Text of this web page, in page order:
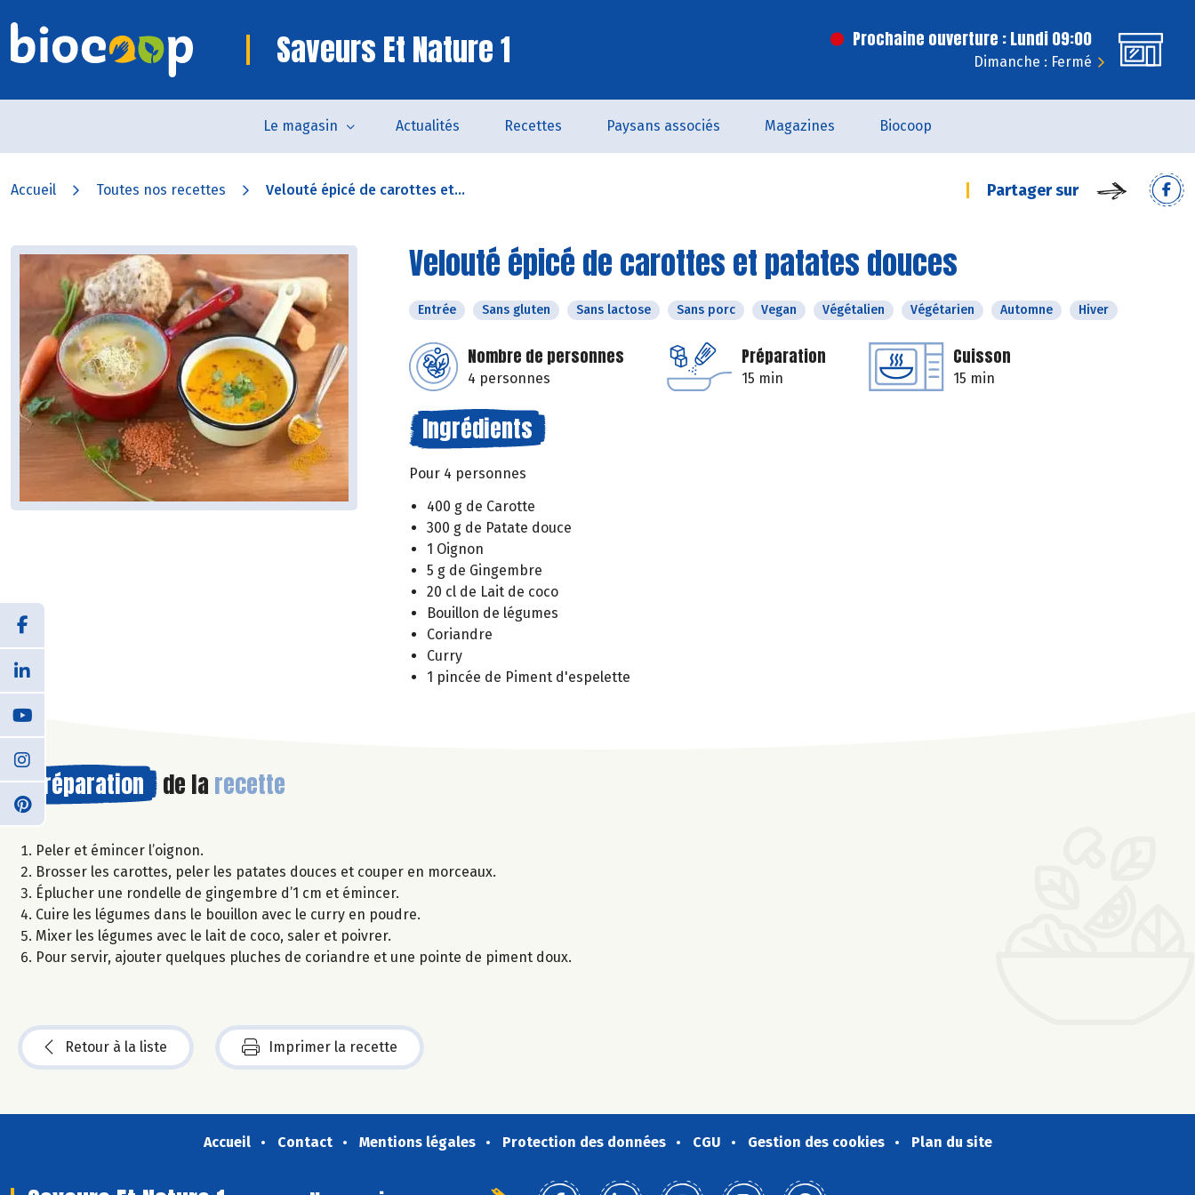
Saveurs Et Nature 1 Prochaine ouverture : Lundi 09:00
Dimanche : Fermé
Le magasin Actualités Recettes Paysans associés Magazines Biocoop
Accueil Toutes nos recettes Velouté épicé de carottes et... Partager sur
Velouté épicé de carottes et patates douces
Entrée Sans gluten Sans lactose Sans porc Vegan Végétalien Végétarien Automne Hiver
Nombre de personnes
4 personnes
Préparation
15 min
Cuisson
15 min
Ingrédients
Pour 4 personnes
400 g de Carotte
300 g de Patate douce
1 Oignon
5 g de Gingembre
20 cl de Lait de coco
Bouillon de légumes
Coriandre
Curry
1 pincée de Piment d'espelette
Préparation de la recette
Peler et émincer l’oignon.
Brosser les carottes, peler les patates douces et couper en morceaux.
Éplucher une rondelle de gingembre d’1 cm et émincer.
Cuire les légumes dans le bouillon avec le curry en poudre.
Mixer les légumes avec le lait de coco, saler et poivrer.
Pour servir, ajouter quelques pluches de coriandre et une pointe de piment doux.
Retour à la liste Imprimer la recette
Accueil Contact Mentions légales Protection des données CGU Gestion des cookies Plan du site